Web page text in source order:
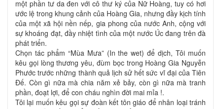
một phần tư da đen với cô thư ký của Nữ Hoàng, tuy có hơi
ước lệ trong khung cảnh của Hoàng Gia, nhưng đầy kịch tính
của một xã hội nền nếp, gia phong của nước Anh, cộng với
sự khoáng đạt, đầy nhiệt tình của một nước Úc đang trên đà
phát triển.
Chọn tác phẩm “Mùa Mưa” (In the wet) để dịch, Tôi muốn
kêu gọi lòng thương yêu, đùm bọc trong Hoàng Gia Nguyễn
Phước trước những thành quả lịch sử hết sức vĩ đại của Tiên
Đế. Còn gì nữa mà chia năm xẻ bảy, còn gì nữa mà tranh
phần, đoạt lợi, để con cháu nghìn đời mai mỉa !.
Tôi lại muốn kêu gọi sự đoàn kết tôn giáo để nhân loại tránh